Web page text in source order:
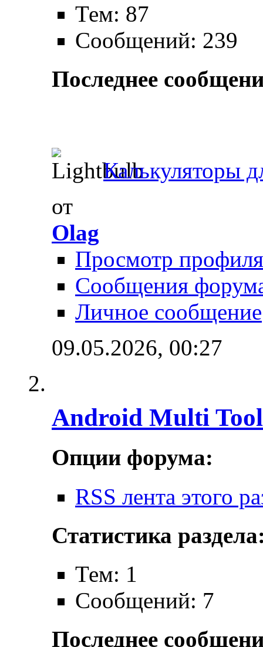
Тем: 87
Сообщений: 239
Последнее
Калькуляторы
от
Olag
Просмотр профиля
Сообщения
Личное сообщение
09.05.2026, 00:27
Android Multi Tool
Опции форума:
RSS лента этого
Статистика
Тем: 1
Сообщений: 7
Последнее